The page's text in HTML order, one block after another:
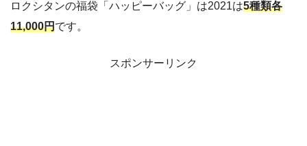
ロクシタンの福袋「ハッピーバッグ」は2021は5種類各
11,000円です。
スポンサーリンク